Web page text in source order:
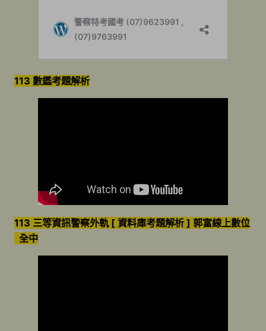
113 數鑑考題解析
113 三等資訊警察外軌 [ 資料庫考題解析 ] 郭富線上數位
全中